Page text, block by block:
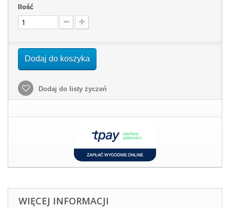
Ilość
Dodaj do koszyka
Dodaj do listy życzeń
WIĘCEJ INFORMACJI